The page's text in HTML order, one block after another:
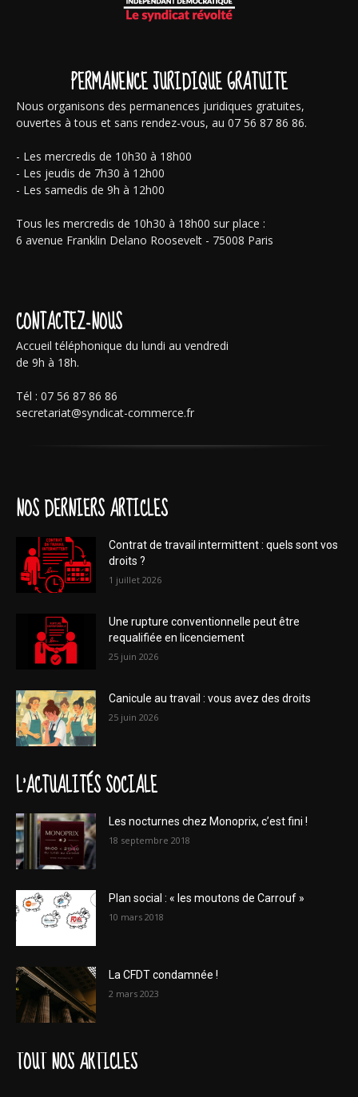
PERMANENCE JURIDIQUE GRATUITE
Nous organisons des permanences juridiques gratuites,
ouvertes à tous et sans rendez-vous, au 07 56 87 86 86.
- Les mercredis de 10h30 à 18h00
- Les jeudis de 7h30 à 12h00
- Les samedis de 9h à 12h00
Tous les mercredis de 10h30 à 18h00 sur place :
6 avenue Franklin Delano Roosevelt - 75008 Paris
CONTACTEZ-NOUS
Accueil téléphonique du lundi au vendredi
de 9h à 18h.
Tél : 07 56 87 86 86
secretariat@syndicat-commerce.fr
NOS DERNIERS ARTICLES
Contrat de travail intermittent : quels sont vos
droits ?
1 juillet 2026
Une rupture conventionnelle peut être
requalifiée en licenciement
25 juin 2026
Canicule au travail : vous avez des droits
25 juin 2026
L'ACTUALITÉS SOCIALE
Les nocturnes chez Monoprix, c’est fini !
18 septembre 2018
Plan social : « les moutons de Carrouf »
10 mars 2018
La CFDT condamnée !
2 mars 2023
TOUT NOS ARTICLES